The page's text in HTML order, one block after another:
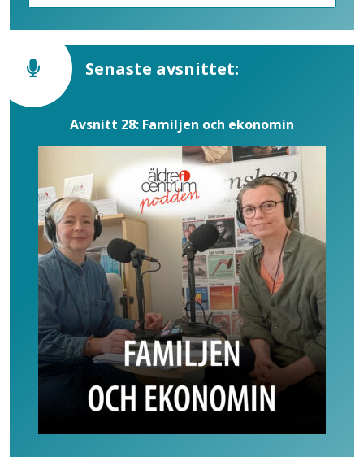
Senaste avsnittet:
Avsnitt 28: Familjen och ekonomin